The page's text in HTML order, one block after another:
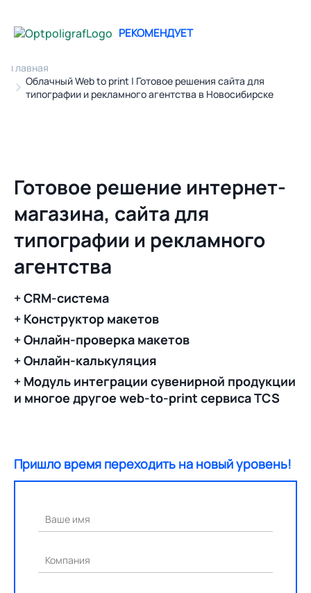
Главная
Облачный Web to print | Готовое решения сайта для
типографии и рекламного агентства в Новосибирске
РЕКОМЕНДУЕТ
Готовое решение интернет-
магазина, сайта для
типографии и рекламного
агентства
+ CRM-система
+ Конструктор макетов
+ Онлайн-проверка макетов
+ Онлайн-калькуляция
+ Модуль интеграции сувенирной продукции
и многое другое web-to-print сервиса TCS
Пришло время переходить на новый уровень!
Ваше имя
Компания